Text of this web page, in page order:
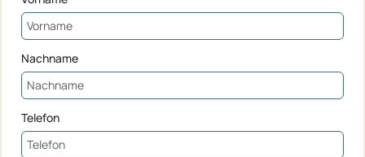
Nachname
Telefon